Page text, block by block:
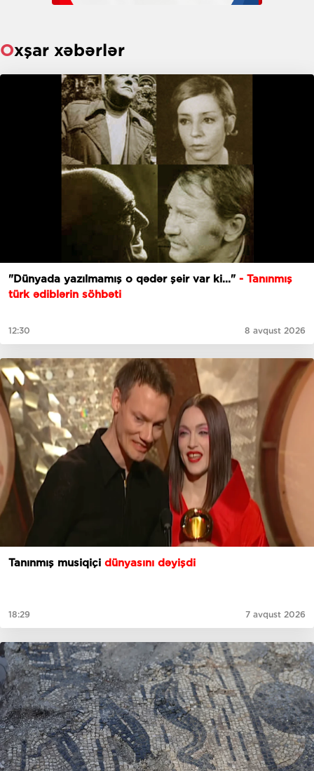
Oxşar xəbərlər
"Dünyada yazılmamış o qədər şeir var ki..." - Tanınmış
türk ədiblərin söhbəti
12:30 8 avqust 2026
Tanınmış musiqiçi dünyasını dəyişdi
18:29 7 avqust 2026